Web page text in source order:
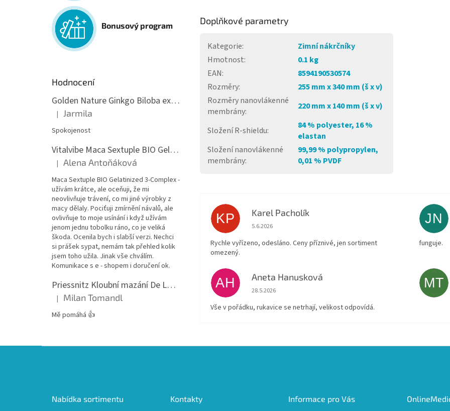
Bonusový program
Hodnocení
Golden Nature Ginkgo Biloba extrakt 50:1 60mg, 100 kapslí
Hodnocení produktu je 5 z 5 hvězdiček.
| Jarmila
Spokojenost
Vitalvibe Maca Sextuple BIO Gelatinized 3-Complex, 60 kapslí
Hodnocení produktu je 5 z 5 hvězdiček.
| Alena Antoňáková
Maca Sextuple BIO Gelatinized 3-Complex -
užívám krátce, ale oceňuji, že mi
neovlivňuje trávení, co mi jiné výrobky z
macy dělaly. Pociťuji zmírnění návalů, ale
ovlivňuje to moje usínání i když užívám
jenom jednu tobolku ráno, co je veliká
škoda. Ocenila bych i slabší verzi. Nechci
si prášek sypat, nemám tak přehled kolik
jsem toho užila. Jinak vše chválím.
Komunikace s e - shopem i doručení ok.
Priessnitz Kloubní mazání De Luxe, 200ml
Hodnocení produktu je 5 z 5 hvězdiček.
| Milan Tomandl
Mě pomáhá 👍
Doplňkové parametry
Kategorie:
Zimní nákrčníky
Hmotnost:
0.1 kg
EAN:
8594190530574
Rozměry:
255 mm x 340 mm (š x v)
Rozměry nanovlákenné
membrány: 220 mm x 140 mm (š x v)
Složení R-shieldu:
84 % polyester, 16 %
elastan
Složení nanovlákenné
membrány:
99,99 % polypropylen,
0,01 % PVDF
KP Karel Pacholík
Hodnocení obchodu je 4 z 5 hvězdiček.
5.6.2026
Rychle vyřízeno, odesláno. Ceny příznivé, jen sortiment
omezený.
JN
funguje.
AH Aneta Hanusková
Hodnocení obchodu je 5 z 5 hvězdiček.
28.5.2026
Vše v pořádku, rukavice se netrhají, velikost odpovídá.
MT
Nabídka sortimentu Kontakty Informace pro Vás